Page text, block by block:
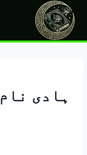
content
ہادی